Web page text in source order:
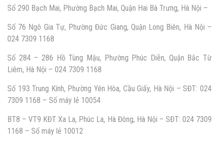
Số 290 Bạch Mai, Phường Bạch Mai, Quận Hai Bà Trưng, Hà Nội –
Số 76 Ngô Gia Tự, Phường Đức Giang, Quận Long Biên, Hà Nội –
024 7309 1168
Số 284 – 286 Hồ Tùng Mậu, Phường Phúc Diễn, Quận Bắc Từ
Liêm, Hà Nội – 024 7309 1168
Số 193 Trung Kính, Phường Yên Hòa, Cầu Giấy, Hà Nội – SĐT: 024
7309 1168 – Số máy lẻ 10054
BT8 – VT9 KĐT Xa La, Phúc La, Hà Đông, Hà Nội – SĐT: 024 7309
1168 – Số máy lẻ 10012